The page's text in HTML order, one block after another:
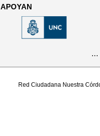
APOYAN
…
Red Ciudadana Nuestra